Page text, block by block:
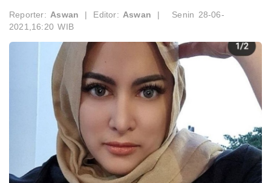
Reporter: Aswan | Editor: Aswan |
Senin 28-06-
2021,16:20 WIB